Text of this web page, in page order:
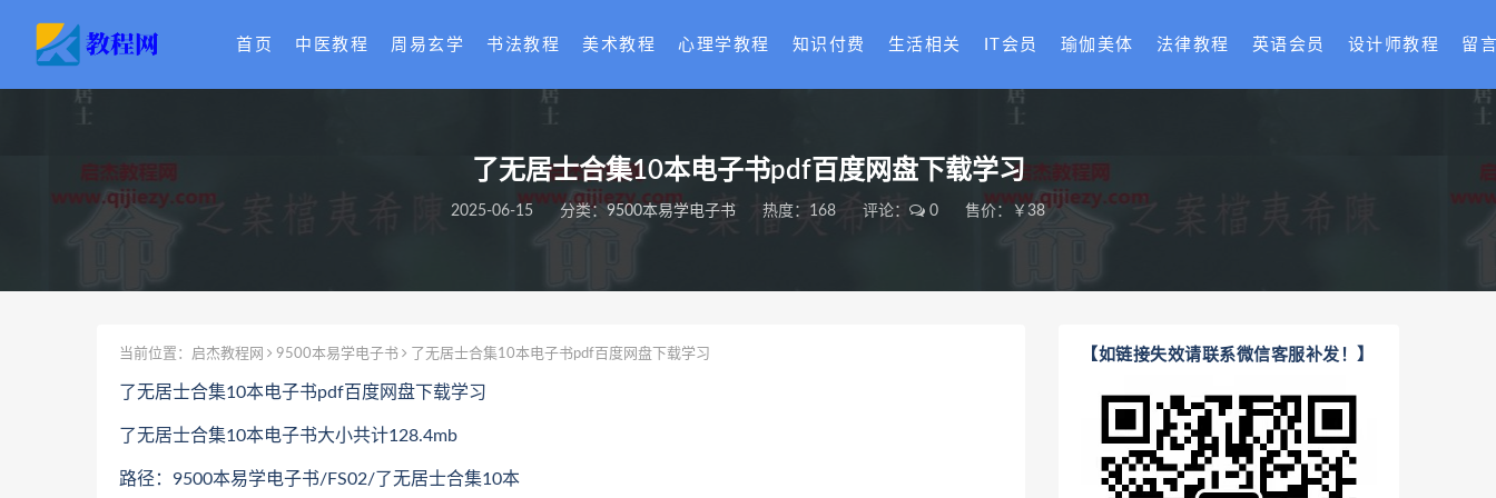
首页 中医教程 周易玄学 书法教程 美术教程 心理学教程 知识付费 生活相关 IT会员 瑜伽美体 法律教程 英语会员 设计师教程 留
了无居士合集10本电子书pdf百度网盘下载学习
2025-06-15 分类： 9500本易学电子书 热度：168 评论： 0 售价：￥38
当前位置： 启杰教程网 9500本易学电子书 了无居士合集10本电子书pdf百度网盘下载学习
了无居士合集10本电子书pdf百度网盘下载学习
了无居士合集10本电子书大小共计128.4mb
路径：9500本易学电子书/FS02/了无居士合集10本
【如链接失效请联系微信客服补发！】